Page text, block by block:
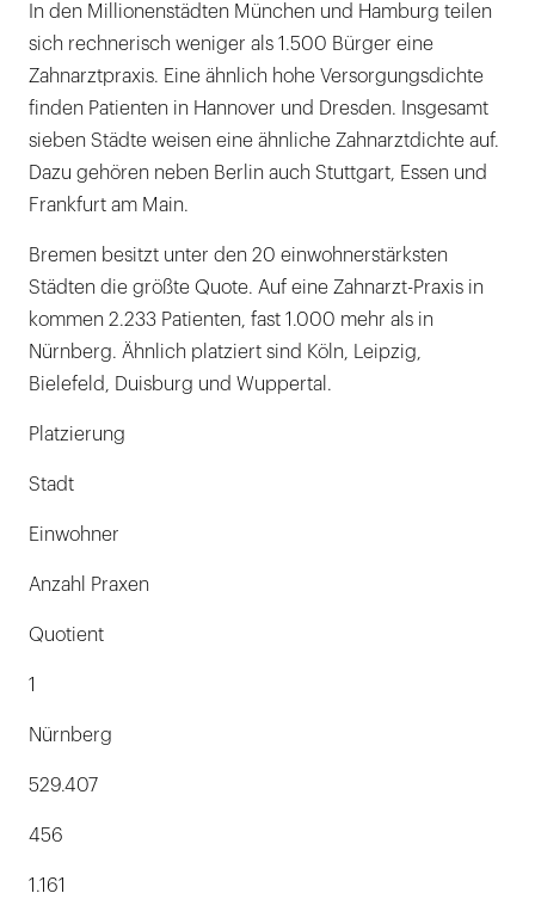
In den Millionenstädten München und Hamburg teilen
sich rechnerisch weniger als 1.500 Bürger eine
Zahnarztpraxis. Eine ähnlich hohe Versorgungsdichte
finden Patienten in Hannover und Dresden. Insgesamt
sieben Städte weisen eine ähnliche Zahnarztdichte auf.
Dazu gehören neben Berlin auch Stuttgart, Essen und
Frankfurt am Main.
Bremen besitzt unter den 20 einwohnerstärksten
Städten die größte Quote. Auf eine Zahnarzt-Praxis in
kommen 2.233 Patienten, fast 1.000 mehr als in
Nürnberg. Ähnlich platziert sind Köln, Leipzig,
Bielefeld, Duisburg und Wuppertal.
Platzierung
Stadt
Einwohner
Anzahl Praxen
Quotient
1
Nürnberg
529.407
456
1.161